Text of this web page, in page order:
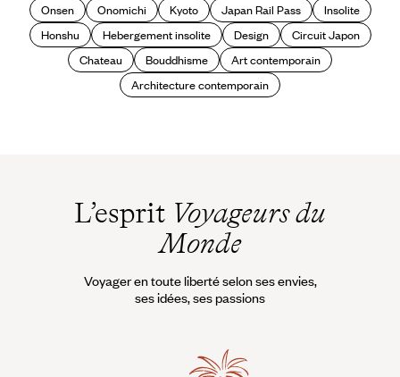
Onsen
Onomichi Kyoto Japan Rail Pass
Insolite
Honshu
Hebergement insolite Design
Circuit Japon
Chateau
Bouddhisme
Art contemporain
Architecture contemporain
L’esprit Voyageurs du
Monde
Voyager en toute liberté selon ses envies,
ses idées, ses passions